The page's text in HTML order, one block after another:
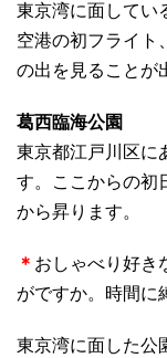
東京湾に面してい
空港の初フライト
の出を見ることが
葛西臨海公園
東京都江戸川区に
す。ここからの初
から昇ります。
＊ おしゃべり好き
がですか。時間に
東京湾に面した公